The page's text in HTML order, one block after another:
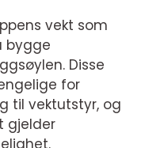
vekt som
bygge
Disse
for
til vektutstyr, og
gjelder